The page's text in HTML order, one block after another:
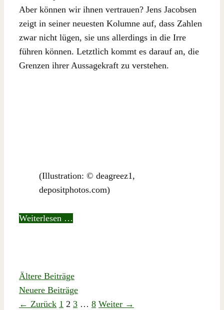
Aber können wir ihnen vertrauen? Jens Jacobsen
zeigt in seiner neuesten Kolumne auf, dass Zahlen
zwar nicht lügen, sie uns allerdings in die Irre
führen können. Letztlich kommt es darauf an, die
Grenzen ihrer Aussagekraft zu verstehen.
(Illustration: © deagreez1,
depositphotos.com)
Weiterlesen …
Ältere Beiträge
Neuere Beiträge
← Zurück Seite
1 Seite
2 Seite
3 … Seite
8 Weiter →